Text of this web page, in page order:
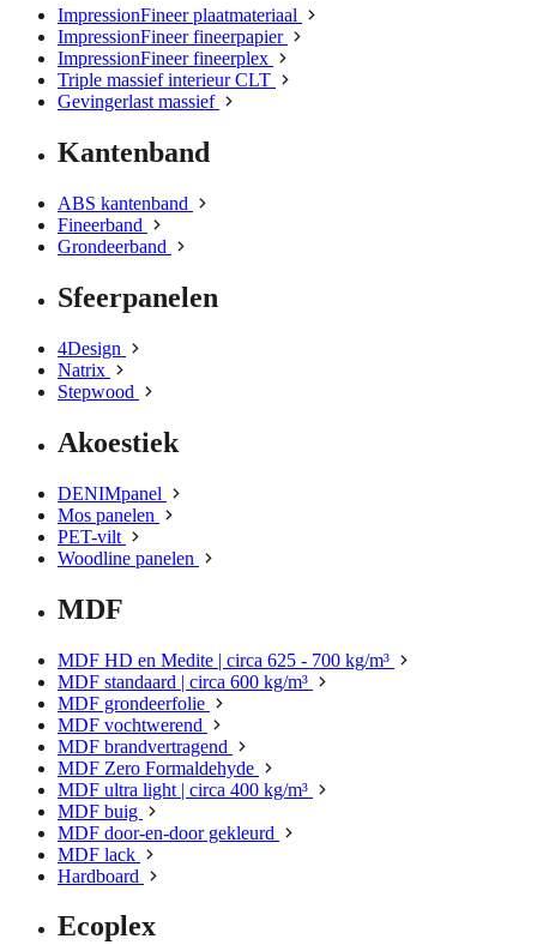
ImpressionFineer plaatmateriaal
ImpressionFineer fineerpapier
ImpressionFineer fineerplex
Triple massief interieur CLT
Gevingerlast massief
Kantenband
ABS kantenband
Fineerband
Grondeerband
Sfeerpanelen
4Design
Natrix
Stepwood
Akoestiek
DENIMpanel
Mos panelen
PET-vilt
Woodline panelen
MDF
MDF HD en Medite | circa 625 - 700 kg/m³
MDF standaard | circa 600 kg/m³
MDF grondeerfolie
MDF vochtwerend
MDF brandvertragend
MDF Zero Formaldehyde
MDF ultra light | circa 400 kg/m³
MDF buig
MDF door-en-door gekleurd
MDF lack
Hardboard
Ecoplex